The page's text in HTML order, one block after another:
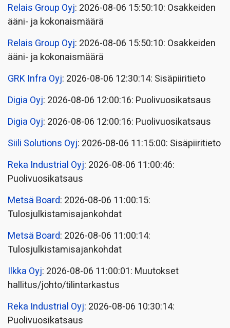
Relais Group Oyj: 2026-08-06 15:50:10: Osakkeiden
ääni- ja kokonaismäärä
Relais Group Oyj: 2026-08-06 15:50:10: Osakkeiden
ääni- ja kokonaismäärä
GRK Infra Oyj: 2026-08-06 12:30:14: Sisäpiiritieto
Digia Oyj: 2026-08-06 12:00:16: Puolivuosikatsaus
Digia Oyj: 2026-08-06 12:00:16: Puolivuosikatsaus
Siili Solutions Oyj: 2026-08-06 11:15:00: Sisäpiiritieto
Reka Industrial Oyj: 2026-08-06 11:00:46:
Puolivuosikatsaus
Metsä Board: 2026-08-06 11:00:15:
Tulosjulkistamisajankohdat
Metsä Board: 2026-08-06 11:00:14:
Tulosjulkistamisajankohdat
Ilkka Oyj: 2026-08-06 11:00:01: Muutokset
hallitus/johto/tilintarkastus
Reka Industrial Oyj: 2026-08-06 10:30:14:
Puolivuosikatsaus